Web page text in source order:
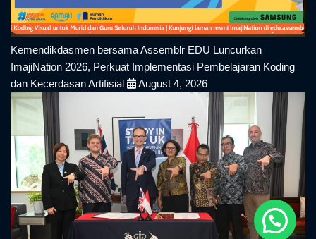
Kemendikdasmen bersama Assemblr EDU Luncurkan
ImajiNation 2026, Perkuat Implementasi Pembelajaran Koding
dan Kecerdasan Artifisial
August 4, 2026